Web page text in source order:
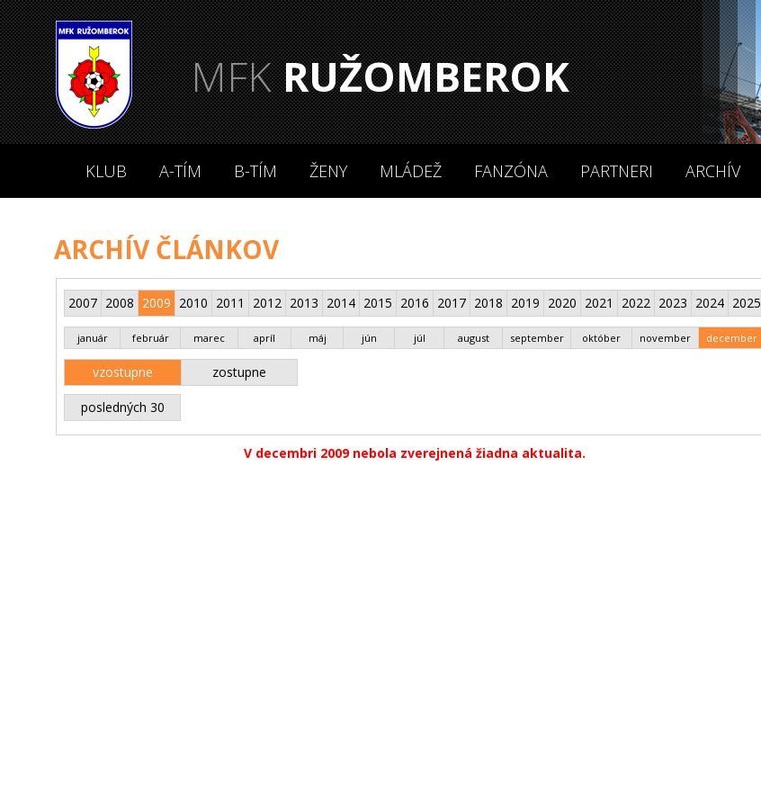
MFKRUŽOMBEROK
KLUB A-TÍM B-TÍM ŽENY MLÁDEŽ FANZÓNA PARTNERI ARCHÍV
ARCHÍV ČLÁNKOV
2007 2008 2009 2010 2011 2012 2013 2014 2015 2016 2017 2018 2019 2020 2021 2022 2023 2024 2025
január február marec apríl máj jún júl august september október november december
vzostupne zostupne
posledných 30
V decembri 2009 nebola zverejnená žiadna aktualita.